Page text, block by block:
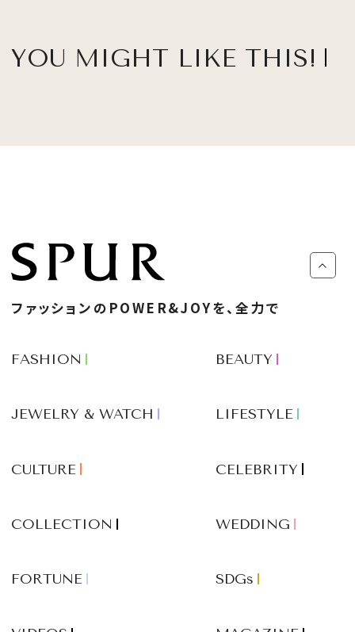
YOU MIGHT LIKE THIS!
ファッションのPOWER&JOYを、全力で
FASHION BEAUTY
JEWELRY & WATCH LIFESTYLE
CULTURE CELEBRITY
COLLECTION WEDDING
FORTUNE SDGs